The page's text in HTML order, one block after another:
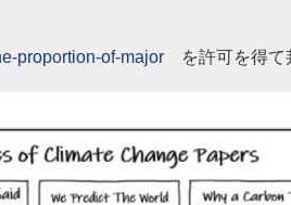
proportion-of-major を許可を得て